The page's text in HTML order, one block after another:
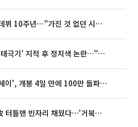
임영웅, 어느덧 데뷔 10주년⋯"가진 것 없던 시절, 내 앞엔 20명의 팬뿐"
김희철, '뒤집힌 태극기' 지적 후 정치색 논란…"좌우 떠나 우리나라 국기"
놀란 감독 '오디세이', 개봉 4일 만에 100만 돌파⋯'왕사남' 보다 빠르다
'불명' 문세윤, 故 터틀맨 빈자리 채웠다…'거북이' 눈물의 최종 우승